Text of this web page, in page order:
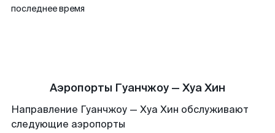
последнее время
Аэропорты Гуанчжоу — Хуа Хин
Направление Гуанчжоу — Хуа Хин обслуживают
следующие аэропорты